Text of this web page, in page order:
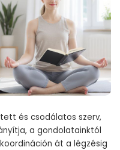
és csodálatos szerv,
a gondolatainktól
át a légzésig